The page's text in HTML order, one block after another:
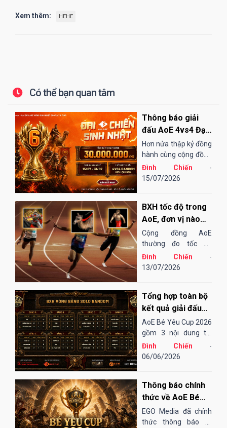
Xem thêm: HEHE
Có thể bạn quan tâm
Thông báo giải
đấu AoE 4vs4 Đại
Chiến Sinh Nhật
EGOPLAY
Hơn nửa thập kỷ đồng
hành cùng cộng đồng
AoE Việt Nam,
EGOPLAY đã không
sân chơi...
Đình Chiến -
15/07/2026
BXH tốc độ trong
AoE, đơn vị nào
"chạy" nhanh
nhất?
Cộng đồng AoE
thường đo tốc độ
chạy của các đơn vị
bằng cảm tính hoặc
song đôi khi lại không
thu hoạch được...
Đình Chiến -
13/07/2026
Tổng hợp toàn bộ
kết quả giải đấu
AoE Bé Yêu Cup
2026
AoE Bé Yêu Cup 2026
gồm 3 nội dung thi
đấu: Solo Random,
Solo Shang và 4vs4
Online qua nền tảng
EGOPLAY, các trận
bán kết và chung...
Đình Chiến -
06/06/2026
Thông báo chính
thức về AoE Bé
Yêu Cup 2026
EGO Media đã chính
thức thông báo tổ